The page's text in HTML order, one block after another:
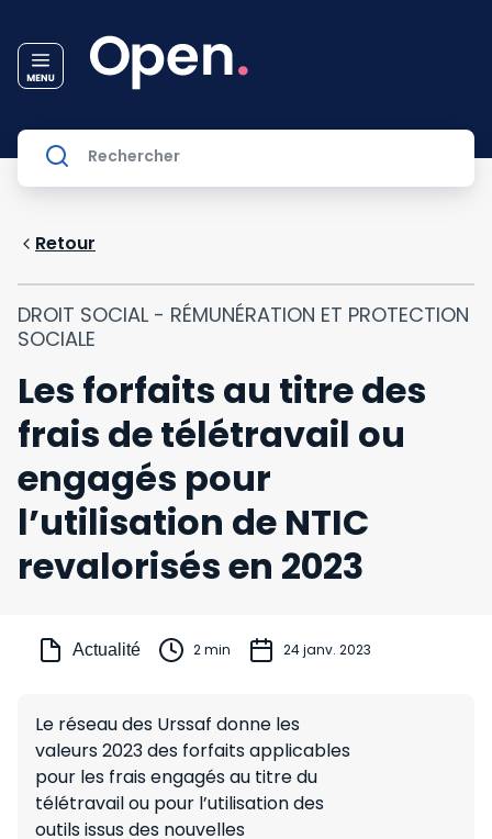
Retour
DROIT SOCIAL - RÉMUNÉRATION ET PROTECTION
SOCIALE
Les forfaits au titre des
frais de télétravail ou
engagés pour
l’utilisation de NTIC
revalorisés en 2023
Actualité 2 min 24 janv. 2023
Le réseau des Urssaf donne les
valeurs 2023 des forfaits applicables
pour les frais engagés au titre du
télétravail ou pour l’utilisation des
outils issus des nouvelles